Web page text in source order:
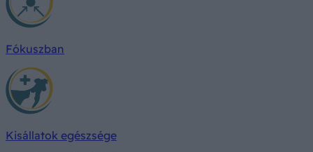
Fókuszban
Kisállatok egészsége